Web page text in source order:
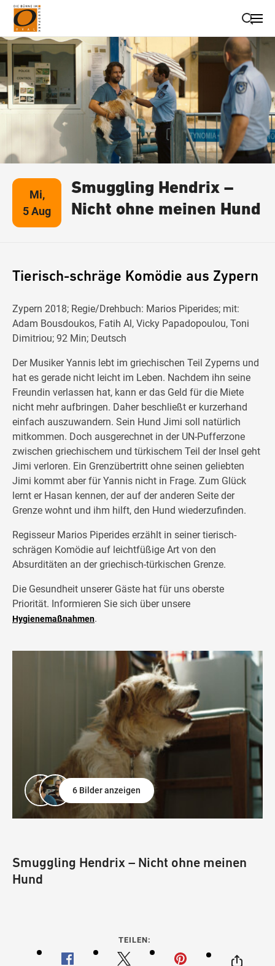
Suche schließen
Wegbeschreibung erhalten
Mi,
5 Aug
Smuggling Hendrix –
Nicht ohne meinen Hund
Tierisch-schräge Komödie aus Zypern
Zypern 2018; Regie/Drehbuch: Marios Piperides; mit:
Adam Bousdoukos, Fatih Al, Vicky Papadopoulou, Toni
Dimitriou; 92 Min; Deutsch
Der Musiker Yannis lebt im griechischen Teil Zyperns und
hat es gerade nicht leicht im Leben. Nachdem ihn seine
Freundin verlassen hat, kann er das Geld für die Miete
nicht mehr aufbringen. Daher beschließt er kurzerhand
einfach auszuwandern. Sein Hund Jimi soll natürlich
mitkommen. Doch ausgerechnet in der UN-Pufferzone
zwischen griechischem und türkischem Teil der Insel geht
Jimi verloren. Ein Grenzübertritt ohne seinen geliebten
Jimi kommt aber für Yannis nicht in Frage. Zum Glück
lernt er Hasan kennen, der auf der anderen Seite der
Grenze wohnt und ihm hilft, den Hund wiederzufinden.
Regisseur Marios Piperides erzählt in seiner tierisch-
schrägen Komödie auf leichtfüßige Art von den
Absurditäten an der griechisch-türkischen Grenze.
Die Gesundheit unserer Gäste hat für uns oberste
Priorität. Informieren Sie sich über unsere
Hygienemaßnahmen.
6 Bilder anzeigen
Smuggling Hendrix – Nicht ohne meinen
Hund
TEILEN: